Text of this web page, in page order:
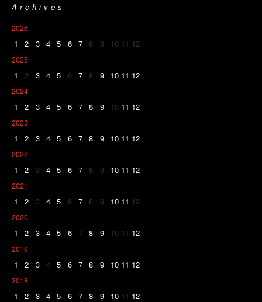
Archives
2026
1 2 3 4 5 6 7 8 9 10 11 12
2025
1 2 3 4 5 6 7 8 9 10 11 12
2024
1 2 3 4 5 6 7 8 9 10 11 12
2023
1 2 3 4 5 6 7 8 9 10 11 12
2022
1 2 3 4 5 6 7 8 9 10 11 12
2021
1 2 3 4 5 6 7 8 9 10 11 12
2020
1 2 3 4 5 6 7 8 9 10 11 12
2019
1 2 3 4 5 6 7 8 9 10 11 12
2018
1 2 3 4 5 6 7 8 9 10 11 12